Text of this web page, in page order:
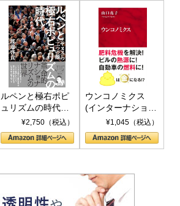
ルペンと極右ポピ
ュリズムの時代：
〈ヤヌス〉の二つ
の顔
¥2,750（税込）
ウンコノミクス
(インターナショナ
ル新書)¥1,045（税込）